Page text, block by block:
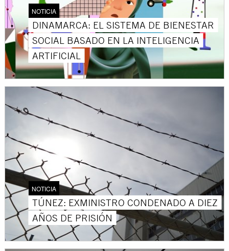
NOTICIA
DINAMARCA: EL SISTEMA DE BIENESTAR
SOCIAL BASADO EN LA INTELIGENCIA
ARTIFICIAL
NOTICIA
TÚNEZ: EXMINISTRO CONDENADO A DIEZ
AÑOS DE PRISIÓN